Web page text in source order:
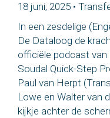
18 juni, 2025 •
In een zesdelige
De Dataloog de
officiële podcast van
Soudal Quick-Step
Paul van Herpt
Lowe en Walter van
kijkje achter de